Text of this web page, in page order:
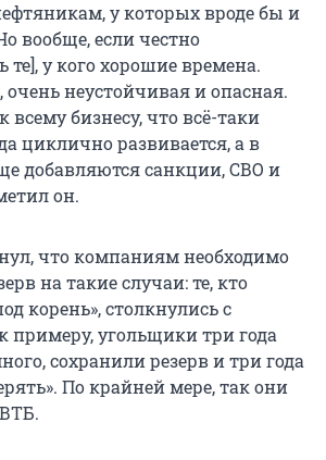
у которых вроде бы и
вообще, если честно
те], у кого хорошие времена.
неустойчивая и опасная.
всему бизнесу, что всё-таки
циклично развивается, а в
добавляются санкции, СВО и
он.
что компаниям необходимо
на такие случаи: те, кто
корень», столкнулись с
примеру, угольщики три года
сохранили резерв и три года
По крайней мере, так они